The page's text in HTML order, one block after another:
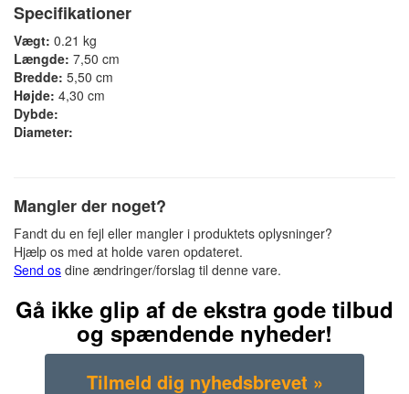
Specifikationer
Vægt: 0.21 kg
Længde: 7,50 cm
Bredde: 5,50 cm
Højde: 4,30 cm
Dybde:
Diameter:
Mangler der noget?
Fandt du en fejl eller mangler i produktets oplysninger?
Hjælp os med at holde varen opdateret.
Send os dine ændringer/forslag til denne vare.
Gå ikke glip af de ekstra gode tilbud
og spændende nyheder!